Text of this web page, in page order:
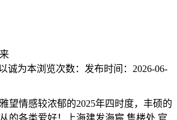
诚为本浏览次数： 发布时间： 2026-06-
情感较浓郁的2025年四时度，丰硕的
的各类爱好！上海建发海宸 售楼处 官